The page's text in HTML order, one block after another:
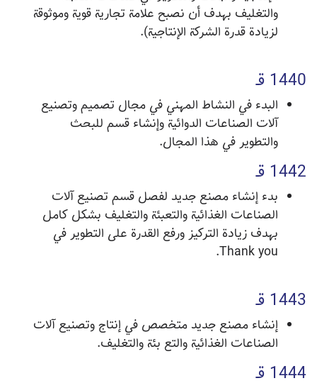
والتغليف بهدف أن نصبح علامة تجارية قوية وموثوقة
لزيادة قدرة الشركة الإنتاجية).
1440 قـ
البدء في النشاط المهني في مجال تصميم وتصنيع
آلات الصناعات الدوائية وإنشاء قسم للبحث
والتطوير في هذا المجال.
1442 قـ
بدء إنشاء مصنع جديد لفصل قسم تصنيع آلات
الصناعات الغذائية والتعبئة والتغليف بشكل كامل
بهدف زيادة التركيز ورفع القدرة على التطوير في
Thank you.
1443 قـ
إنشاء مصنع جديد متخصص في إنتاج وتصنيع آلات
الصناعات الغذائية والتع بئة والتغليف.
1444 قـ